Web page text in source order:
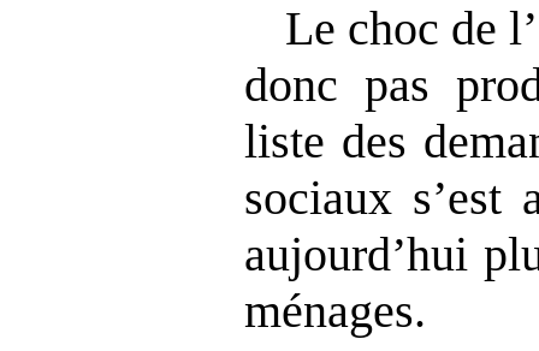
Le choc de
donc pas
liste des
sociaux s’est
aujourd’hui
ménages.